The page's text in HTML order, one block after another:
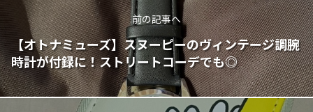
前の記事へ
【オトナミューズ】スヌーピーのヴィンテージ調腕
時計が付録に！ストリートコーデでも◎